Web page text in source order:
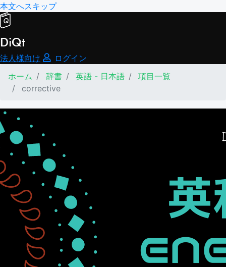
本文へスキップ
DiQt
法人様向け
ログイン
ホーム
辞書 英語 - 日本語
項目一覧
corrective